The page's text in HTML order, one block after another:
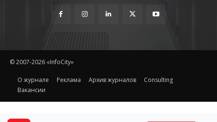
© 2007-2026 «InfoCity»
O журнале Реклама Архив журналов
Consulting
Вакансии